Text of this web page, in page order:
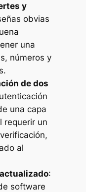
y
obvias
una
números y
de dos
una capa
requerir un
al
:
software